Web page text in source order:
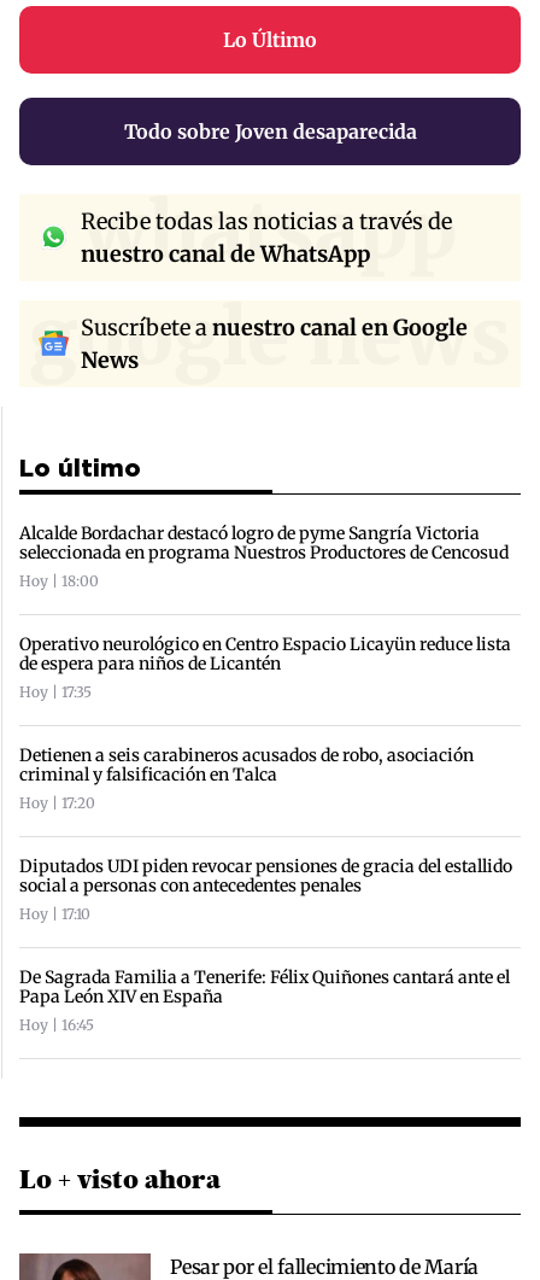
Lo Último
Todo sobre Joven desaparecida
whatsapp
Recibe todas las noticias a través de
nuestro canal de WhatsApp
google news
Suscríbete anuestro canal en Google
News
Lo último
Alcalde Bordachar destacó logro de pyme Sangría Victoria
seleccionada en programa Nuestros Productores de Cencosud
Hoy | 18:00
Operativo neurológico en Centro Espacio Licayün reduce lista
de espera para niños de Licantén
Hoy | 17:35
Detienen a seis carabineros acusados de robo, asociación
criminal y falsificación en Talca
Hoy | 17:20
Diputados UDI piden revocar pensiones de gracia del estallido
social a personas con antecedentes penales
Hoy | 17:10
De Sagrada Familia a Tenerife: Félix Quiñones cantará ante el
Papa León XIV en España
Hoy | 16:45
Lo + visto ahora
Pesar por el fallecimiento de María